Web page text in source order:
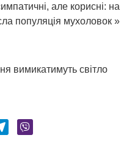
але корисні: на
популяція мухоловок »
вимикатимуть світло